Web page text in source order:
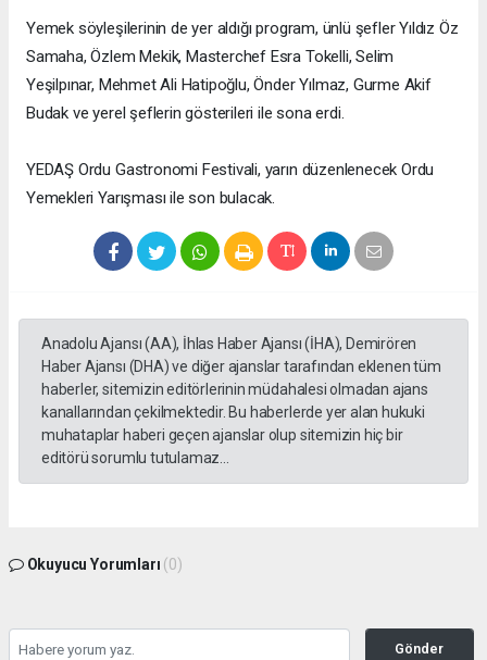
Yemek söyleşilerinin de yer aldığı program, ünlü şefler Yıldız Öz
Samaha, Özlem Mekik, Masterchef Esra Tokelli, Selim
Yeşilpınar, Mehmet Ali Hatipoğlu, Önder Yılmaz, Gurme Akif
Budak ve yerel şeflerin gösterileri ile sona erdi.
YEDAŞ Ordu Gastronomi Festivali, yarın düzenlenecek Ordu
Yemekleri Yarışması ile son bulacak.
Anadolu Ajansı (AA), İhlas Haber Ajansı (İHA), Demirören
Haber Ajansı (DHA) ve diğer ajanslar tarafından eklenen tüm
haberler, sitemizin editörlerinin müdahalesi olmadan ajans
kanallarından çekilmektedir. Bu haberlerde yer alan hukuki
muhataplar haberi geçen ajanslar olup sitemizin hiç bir
editörü sorumlu tutulamaz...
Okuyucu Yorumları (0)
Gönder